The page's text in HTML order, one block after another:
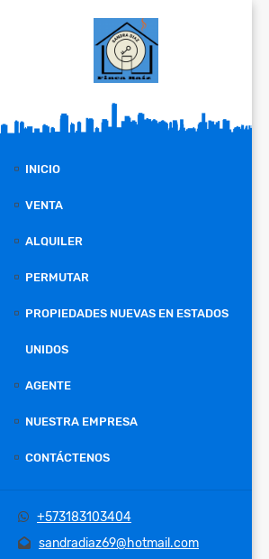
INICIO
VENTA
ALQUILER
PERMUTAR
PROPIEDADES NUEVAS EN ESTADOS
UNIDOS
AGENTE
NUESTRA EMPRESA
CONTÁCTENOS
+573183103404
sandradiaz69@hotmail.com